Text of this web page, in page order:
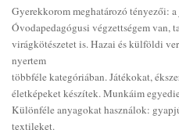
Gyerekkorom meghatározó tényezői:
Óvodapedagógusi végzettségem van,
virágkötészetet is. Hazai és külföldi
nyertem
többféle kategóriában. Játékokat,
életképeket készítek. Munkáim
Különféle anyagokat használok:
textileket.